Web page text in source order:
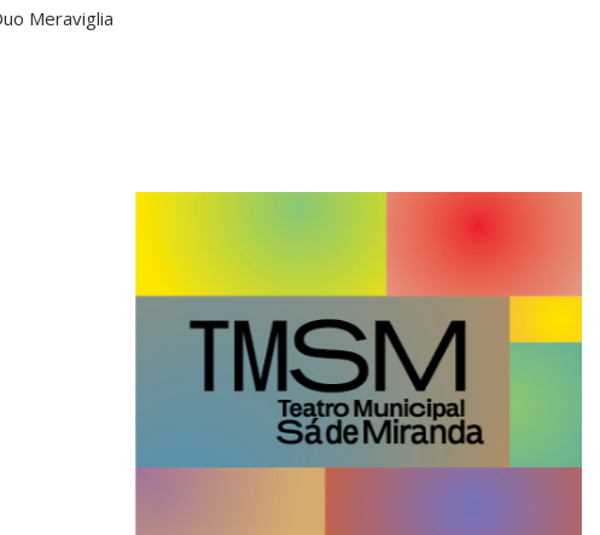
Meraviglia